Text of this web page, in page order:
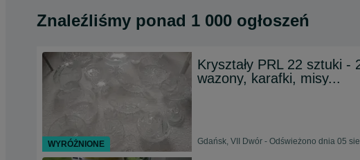
Znaleźliśmy ponad 1 000 ogłoszeń
Kryształy PRL 22 sztuki -
wazony, karafki, misy...
Gdańsk, VII Dwór - Odświeżono dnia 05
WYRÓŻNIONE